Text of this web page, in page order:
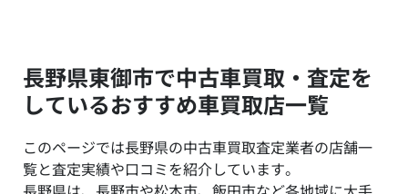
長野県東御市で中古車買取・査定を
しているおすすめ車買取店一覧
このページでは長野県の中古車買取査定業者の店舗一
覧と査定実績や口コミを紹介しています。